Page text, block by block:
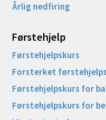
Årlig nedfiring
Førstehjelp
Førstehjelpskurs
Forsterket
Førstehjelpskurs for
Førstehjelpskurs for